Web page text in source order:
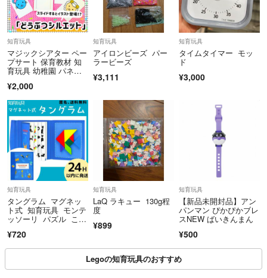
知育玩具
マジックシアター ペー
プサート 保育教材 知
育玩具 幼稚園 パネル
¥2,000
知育玩具
アイロンビーズ パー
ラービーズ
¥3,111
知育玩具
タイムタイマー モッ
ド
¥3,000
知育玩具
タングラム マグネッ
ト式 知育玩具 モンテ
ッソーリ パズル こど
¥720
知育玩具
LaQ ラキュー 130g程
度
¥899
知育玩具
【新品未開封品】アン
パンマン ぴかぴかブレ
スNEW ばいきんまん
¥500
Legoの知育玩具のおすすめ